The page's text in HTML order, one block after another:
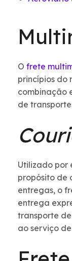
O frete
princípios do
combinação
de
Utilizado por
propósito de
entregas, o
entrega
transporte
ao serviço